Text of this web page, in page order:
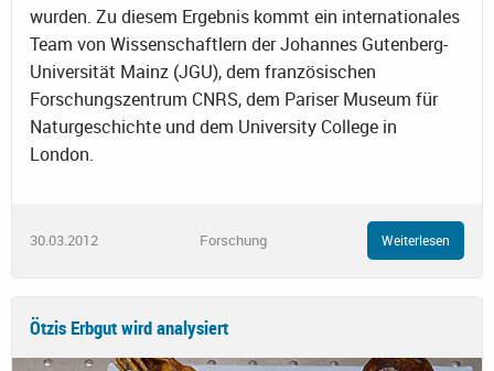
wurden. Zu diesem Ergebnis kommt ein internationales
Team von Wissenschaftlern der Johannes Gutenberg-
Universität Mainz (JGU), dem französischen
Forschungszentrum CNRS, dem Pariser Museum für
Naturgeschichte und dem University College in
London.
30.03.2012 Forschung Weiterlesen
Ötzis Erbgut wird analysiert